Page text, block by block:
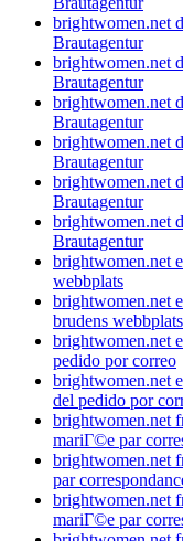
brightwomen.net
Brautagentur
brightwomen.net
Brautagentur
brightwomen.net
Brautagentur
brightwomen.net
Brautagentur
brightwomen.net
Brautagentur
brightwomen.net
Brautagentur
brightwomen.net
webbplats
brightwomen.net
brudens webbplats
brightwomen.net
pedido por correo
brightwomen.net
del pedido por
brightwomen.net
mariГ©e par
brightwomen.net
par
brightwomen.net
mariГ©e par